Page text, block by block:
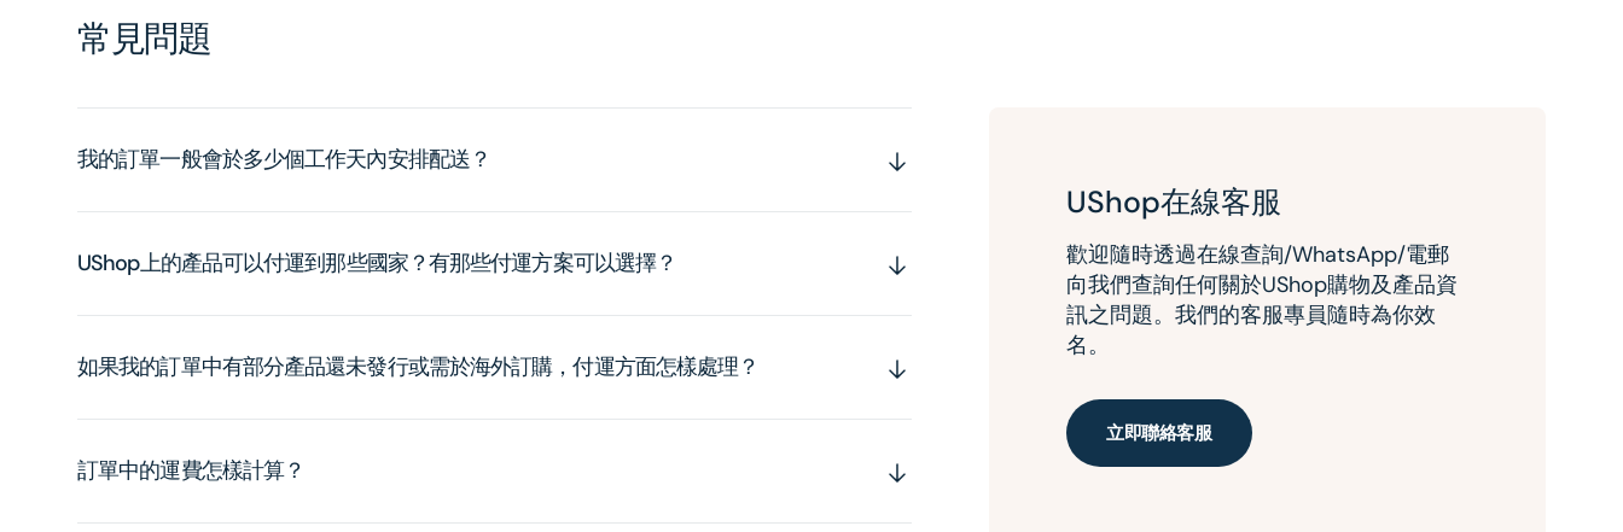
常見問題
我的訂單一般會於多少個工作天內安排配送？
UShop上的產品可以付運到那些國家？有那些付運方案可以選擇？
如果我的訂單中有部分產品還未發行或需於海外訂購，付運方面怎樣處理？
訂單中的運費怎樣計算？
UShop在線客服
歡迎隨時透過在線查詢/WhatsApp/電郵
向我們查詢任何關於UShop購物及產品資
訊之問題。我們的客服專員隨時為你效
名。
立即聯絡客服